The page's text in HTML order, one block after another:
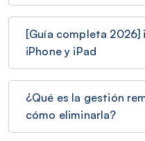
[Guía completa 2026]
iPhone y iPad
¿Qué es la gestión
cómo eliminarla?